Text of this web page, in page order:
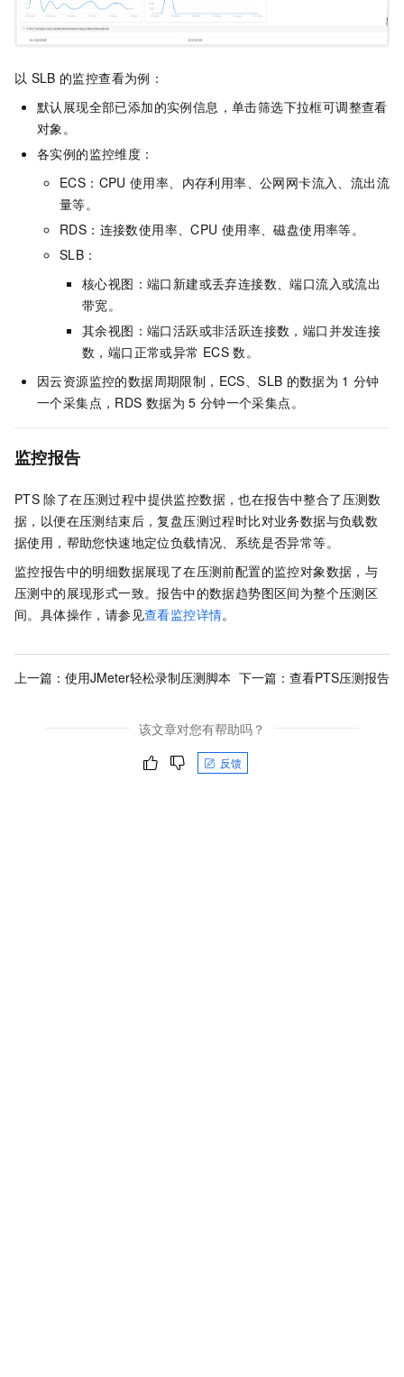
以 SLB 的监控查看为例：
默认展现全部已添加的实例信息，单击筛选下拉框可调整查看
对象。
各实例的监控维度：
ECS：CPU 使用率、内存利用率、公网网卡流入、流出流
量等。
RDS：连接数使用率、CPU 使用率、磁盘使用率等。
SLB：
核心视图：端口新建或丢弃连接数、端口流入或流出
带宽。
其余视图：端口活跃或非活跃连接数，端口并发连接
数，端口正常或异常 ECS 数。
因云资源监控的数据周期限制，ECS、SLB 的数据为 1 分钟
一个采集点，RDS 数据为 5 分钟一个采集点。
监控报告
PTS 除了在压测过程中提供监控数据，也在报告中整合了压测数
据，以便在压测结束后，复盘压测过程时比对业务数据与负载数
据使用，帮助您快速地定位负载情况、系统是否异常等。
监控报告中的明细数据展现了在压测前配置的监控对象数据，与
压测中的展现形式一致。报告中的数据趋势图区间为整个压测区
间。具体操作，请参见查看监控详情。
上一篇： 使用JMeter轻松录制压测脚本 下一篇： 查看PTS压测报告
该文章对您有帮助吗？
反馈